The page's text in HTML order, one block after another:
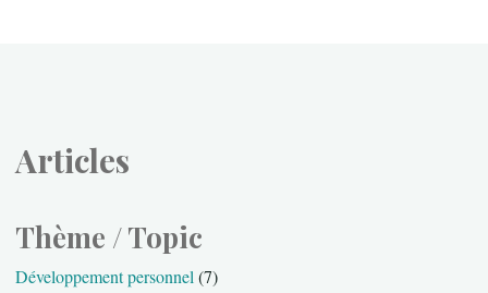
Articles
Thème / Topic
Développement personnel(7)